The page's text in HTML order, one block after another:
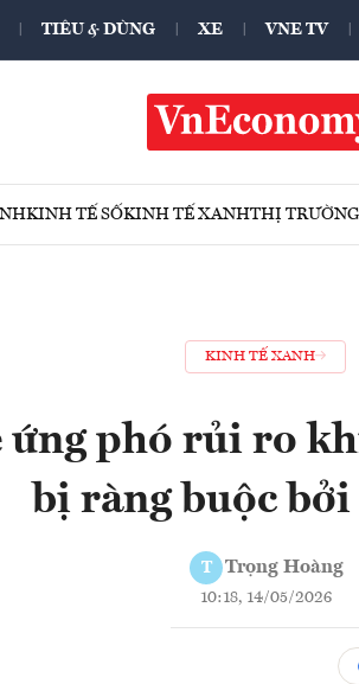
TIÊU & DÙNG XE VNE TV
KINH TẾ SỐKINH TẾ XANHTHỊ TRƯỜNG
KINH TẾ XANH
ứng phó rủi ro
bị ràng buộc
T Trọng Hoàng
10:18, 14/05/2026